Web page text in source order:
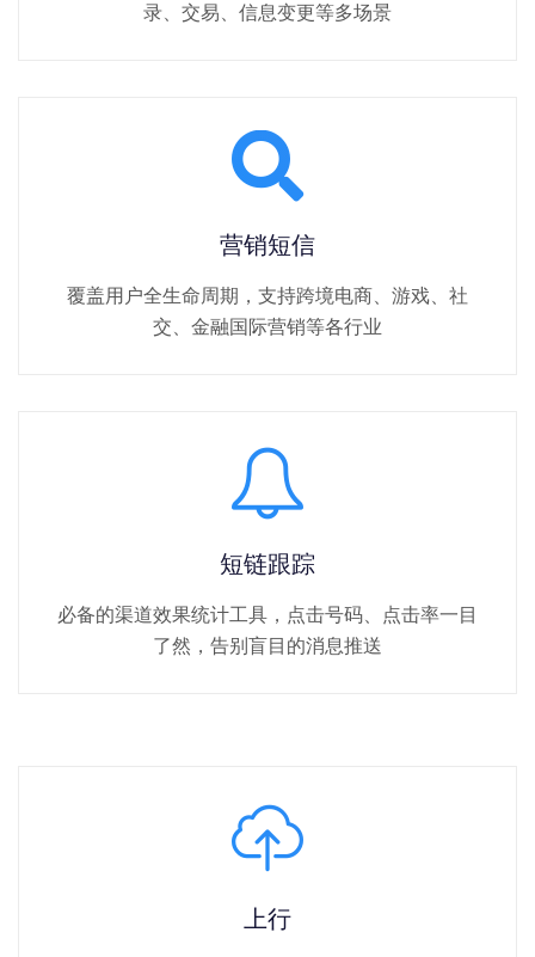
录、交易、信息变更等多场景
营销短信
覆盖用户全生命周期，支持跨境电商、游戏、社
交、金融国际营销等各行业
短链跟踪
必备的渠道效果统计工具，点击号码、点击率一目
了然，告别盲目的消息推送
上行